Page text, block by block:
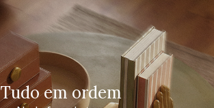
Tudo em ordem